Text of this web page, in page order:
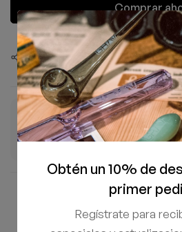
Comprar
Compartir este producto
ENTREGA ESTIMADA
7–10 Ago
Días hábiles
Compra 100%
Obtén un 10% de
primer
Regístrate para